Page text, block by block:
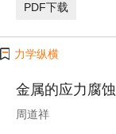
PDF下载
力学纵横
金属的应力腐蚀
周道祥